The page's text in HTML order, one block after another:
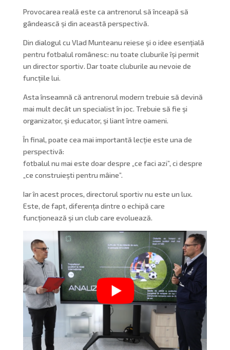
Provocarea reală este ca antrenorul să înceapă să
gândească și din această perspectivă.
Din dialogul cu Vlad Munteanu reiese și o idee esențială
pentru fotbalul românesc: nu toate cluburile își permit
un director sportiv. Dar toate cluburile au nevoie de
funcțiile lui.
Asta înseamnă că antrenorul modern trebuie să devină
mai mult decât un specialist în joc. Trebuie să fie și
organizator, și educator, și liant între oameni.
În final, poate cea mai importantă lecție este una de
perspectivă:
fotbalul nu mai este doar despre „ce faci azi”, ci despre
„ce construiești pentru mâine”.
Iar în acest proces, directorul sportiv nu este un lux.
Este, de fapt, diferența dintre o echipă care
funcționează și un club care evoluează.